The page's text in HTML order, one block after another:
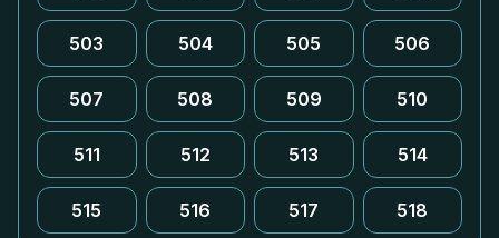
503 504 505 506
507 508 509 510
511 512 513 514
515 516 517 518